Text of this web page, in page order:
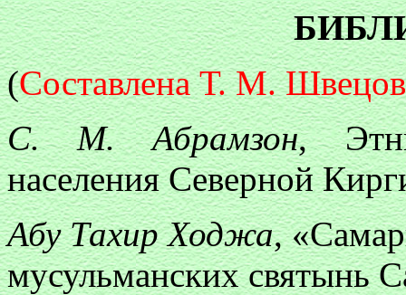
(Составлена Т. М.
С. М. Абрамзон,
населения Северной
Абу Тахир Ходжа,
мусульманских святынь